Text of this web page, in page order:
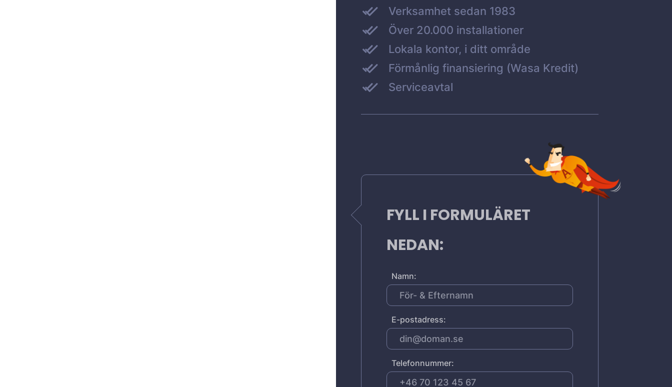
Verksamhet sedan 1983
Över 20.000 installationer
Lokala kontor, i ditt område
Förmånlig finansiering (Wasa Kredit)
Serviceavtal
FYLL I FORMULÄRET
NEDAN:
Namn:
E-postadress:
Telefonnummer: